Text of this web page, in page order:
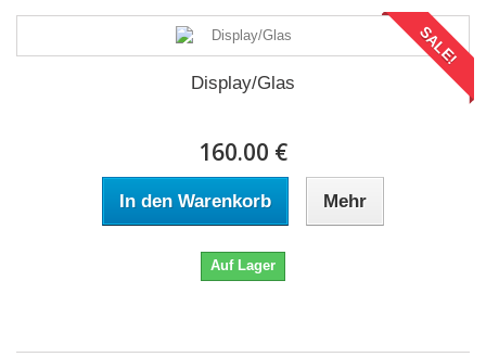
SALE!
Display/Glas
160.00 €
In den Warenkorb Mehr
Auf Lager